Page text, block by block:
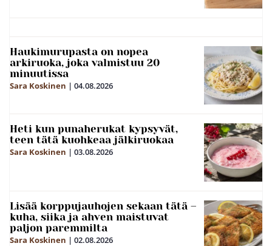
Haukimurupasta on nopea
arkiruoka, joka valmistuu 20
minuutissa
Sara Koskinen | 04.08.2026
Heti kun punaherukat kypsyvät,
teen tätä kuohkeaa jälkiruokaa
Sara Koskinen | 03.08.2026
Lisää korppujauhojen sekaan tätä –
kuha, siika ja ahven maistuvat
paljon paremmilta
Sara Koskinen | 02.08.2026